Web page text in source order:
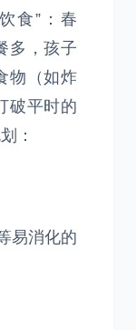
食”：春
多，孩子
物（如炸
破平时的
：
易消化的